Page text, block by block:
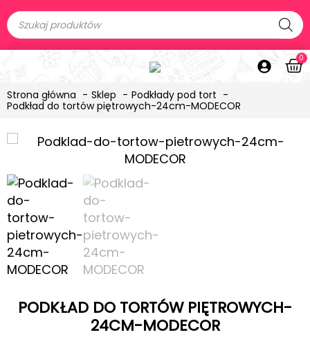
0
Strona główna Sklep
Podkłady pod tort
Podkład do tortów piętrowych-24cm-MODECOR
PODKŁAD DO TORTÓW PIĘTROWYCH-
24CM-MODECOR